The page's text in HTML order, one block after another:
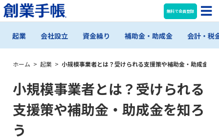
無料で会員登録
起業 会社設立 資金繰り 補助金・助成金 会計・税
ホーム > 起業 > 小規模事業者とは？受けられる支援策や補助金・助成金を
小規模事業者とは？受けられる
支援策や補助金・助成金を知ろ
う